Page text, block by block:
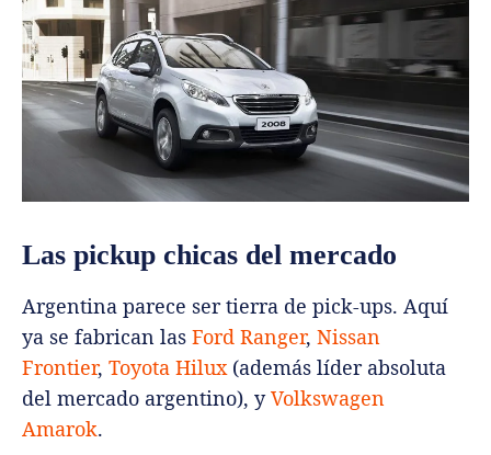
Las pickup chicas del mercado
Argentina parece ser tierra de pick-ups. Aquí
ya se fabrican las Ford Ranger, Nissan
Frontier, Toyota Hilux(además líder absoluta
del mercado argentino), yVolkswagen
Amarok.